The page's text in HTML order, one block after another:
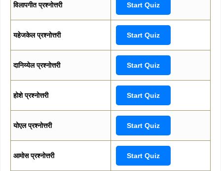
विलापगीत प्रश्नोत्तरी Start Quiz
यहेजकेल प्रश्नोत्तरी Start Quiz
दानिय्येल प्रश्नोत्तरी Start Quiz
होशे प्रश्नोत्तरी Start Quiz
योएल प्रश्नोत्तरी Start Quiz
आमोस प्रश्नोत्तरी Start Quiz